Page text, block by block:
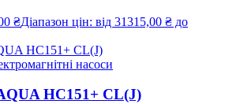
₴Діапазон цін: від 31315,00 ₴ до
насоси
HC151+ CL(J)